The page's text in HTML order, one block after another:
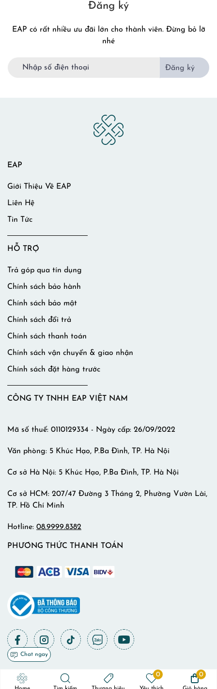
Đăng ký
EAP có rất nhiều ưu đãi lớn cho thành viên. Đừng bỏ lỡ
nhé
Đăng ký
EAP
Giới Thiệu Về EAP
Liên Hệ
Tin Tức
HỖ TRỢ
Trả góp qua tín dụng
Chính sách bảo hành
Chính sách bảo mật
Chính sách đổi trả
Chính sách thanh toán
Chính sách vận chuyển & giao nhận
Chính sách đặt hàng trước
CÔNG TY TNHH EAP VIỆT NAM
Mã số thuế: 0110129334 - Ngày cấp: 26/09/2022
Văn phòng: 5 Khúc Hạo, P.Ba Đình, TP. Hà Nội
Cơ sở Hà Nội: 5 Khúc Hạo, P.Ba Đình, TP. Hà Nội
Cơ sở HCM: 207/47 Đường 3 Tháng 2, Phường Vườn Lài,
TP. Hồ Chí Minh
Hotline: 08.9999.8382
PHƯƠNG THỨC THANH TOÁN
Copyrights © 2023 by eap.com.vn.
Chat ngay
0 0